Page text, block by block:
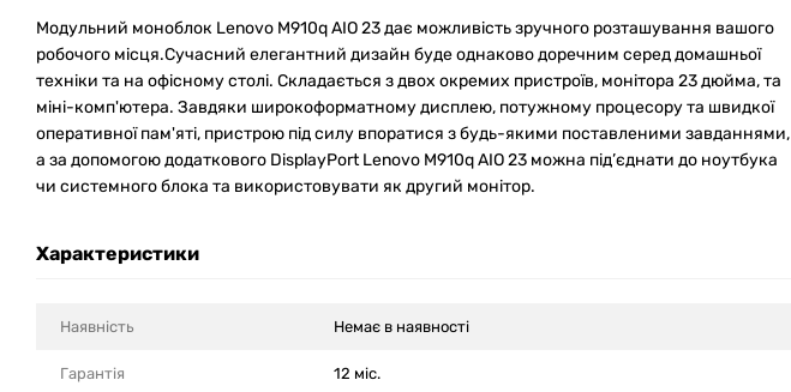
Модульний моноблок Lenovo M910q AIO 23 дає можливість зручного розташування вашого
робочого місця.Сучасний елегантний дизайн буде однаково доречним серед домашньої
техніки та на офісному столі. Складається з двох окремих пристроїв, монітора 23 дюйма, та
міні-комп'ютера. Завдяки широкоформатному дисплею, потужному процесору та швидкої
оперативної пам'яті, пристрою під силу впоратися з будь-якими поставленими завданнями,
а за допомогою додаткового DisplayPort Lenovo M910q AIO 23 можна під’єднати до ноутбука
чи системного блока та використовувати як другий монітор.
Характеристики
Наявність Немає в наявності
Гарантія 12 міс.